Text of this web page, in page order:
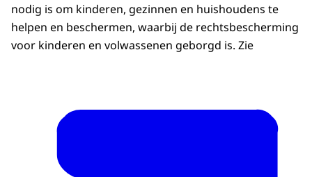
nodig is om kinderen, gezinnen en huishoudens te
helpen en beschermen, waarbij de rechtsbescherming
voor kinderen en volwassenen geborgd is. Zie